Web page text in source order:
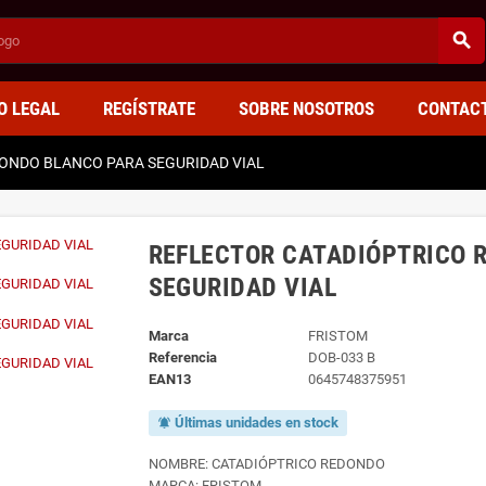
search
LEGAL REGÍSTRATE SOBRE NOSOTROS
BLANCO PARA SEGURIDAD VIAL
REFLECTOR CATADIÓPTRICO
SEGURIDAD VIAL
Marca
FRISTOM
Referencia
DOB-033 B
EAN13
0645748375951
notifications_active Últimas unidades en stock
NOMBRE: CATADIÓPTRICO REDONDO